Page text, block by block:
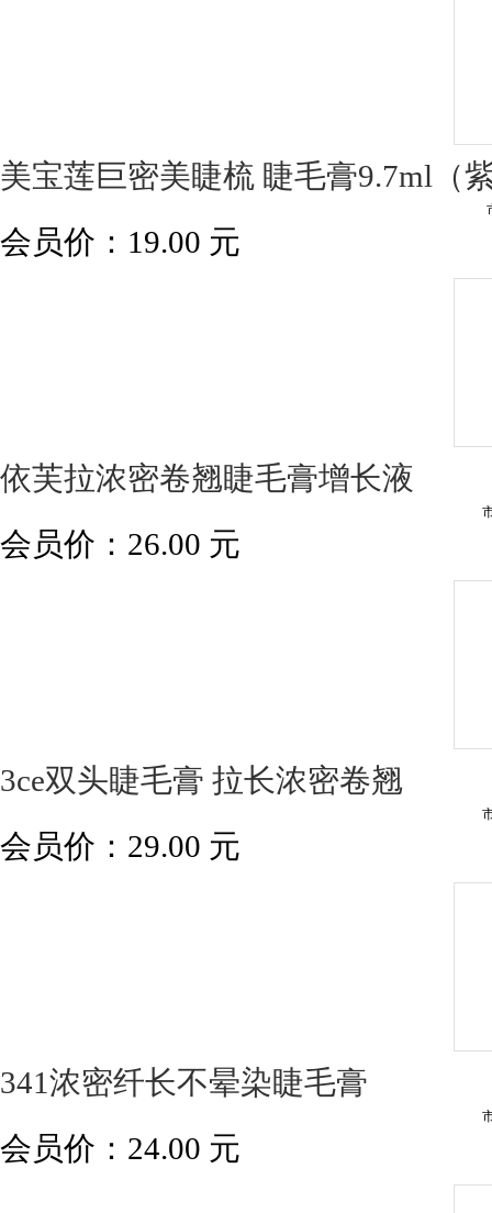
美宝莲巨密美睫梳 睫毛膏9.7ml（
会员价： 19.00 元
依芙拉浓密卷翘睫毛膏增长液
会员价： 26.00 元
3ce双头睫毛膏 拉长浓密卷翘
会员价： 29.00 元
341浓密纤长不晕染睫毛膏
会员价： 24.00 元